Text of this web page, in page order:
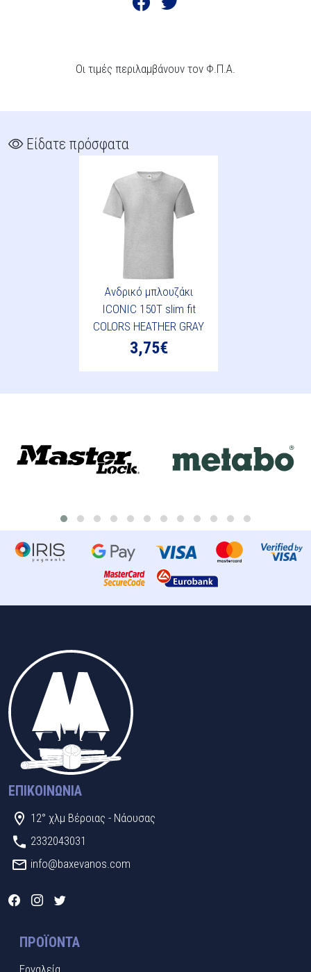
Οι τιμές περιλαμβάνουν τον Φ.Π.Α.
Είδατε πρόσφατα
Ανδρικό μπλουζάκι
ICONIC 150T slim fit
COLORS HEATHER GRAY
3,75€
ΕΠΙΚΟΙΝΩΝΊΑ
12° χλμ Βέροιας - Νάουσας
2332043031
info@baxevanos.com
ΠΡΟΪΌΝΤΑ